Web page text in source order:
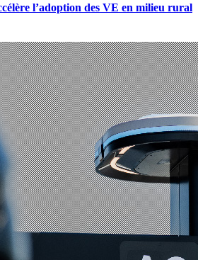
l’adoption des VE en milieu rural